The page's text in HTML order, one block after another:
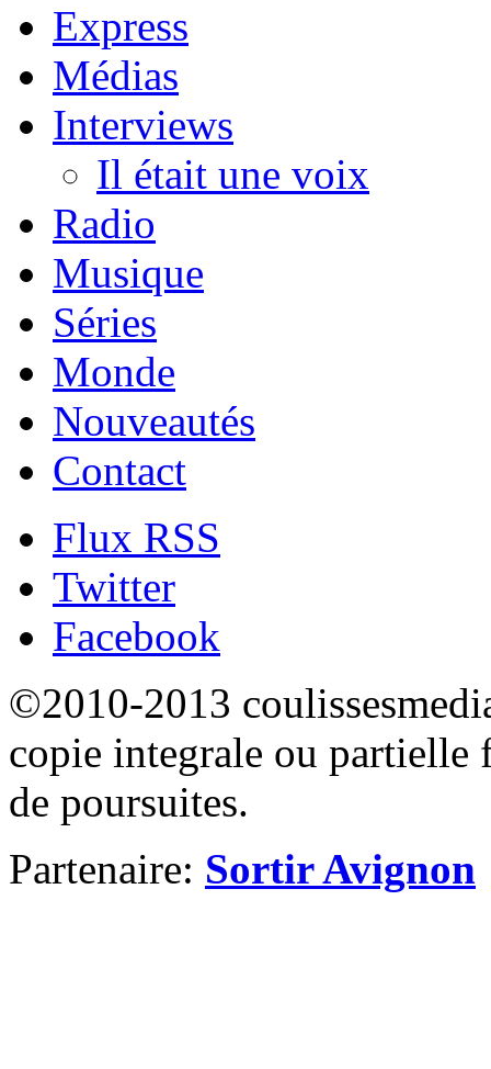
Express
Médias
Interviews
Il était une voix
Radio
Musique
Séries
Monde
Nouveautés
Contact
Flux RSS
Twitter
Facebook
©2010-2013
copie integrale ou partielle
de poursuites.
Partenaire: Sortir Avignon